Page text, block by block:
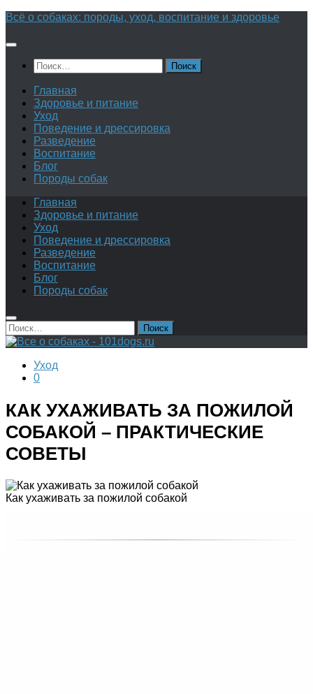
Перейти
содержимому
Всё о собаках: породы, уход, воспитание и здоровье
Найти:
Главная
Здоровье и питание
Уход
Поведение и дрессировка
Разведение
Воспитание
Блог
Породы собак
Главная
Здоровье и питание
Уход
Поведение и дрессировка
Разведение
Воспитание
Блог
Породы собак
Найти:
Уход
0
КАК УХАЖИВАТЬ ЗА ПОЖИЛОЙ
СОБАКОЙ – ПРАКТИЧЕСКИЕ
СОВЕТЫ
Как ухаживать за пожилой собакой